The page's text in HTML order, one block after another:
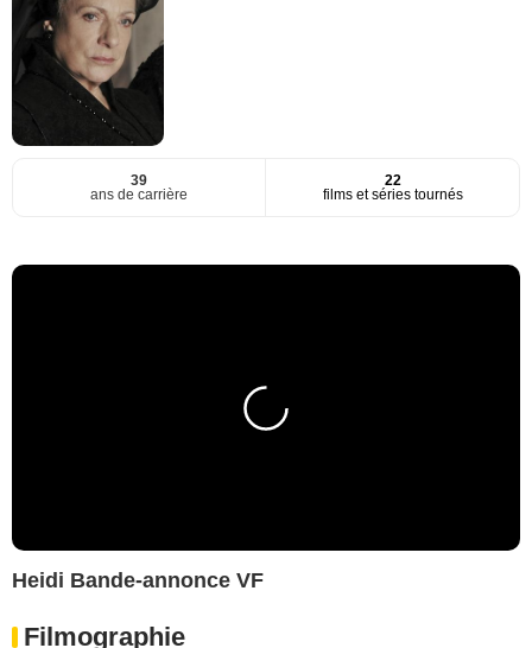
39
ans de carrière
22
films et séries tournés
Heidi Bande-annonce VF
Filmographie